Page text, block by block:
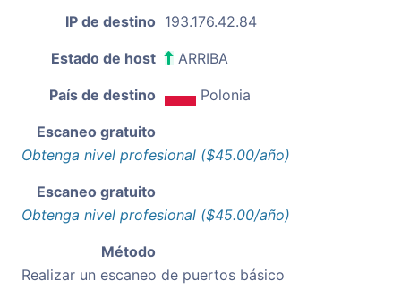
IP de destino 193.176.42.84
Estado de host ARRIBA
País de destino Polonia
Escaneo gratuito
Obtenga nivel profesional ($45.00/año)
Escaneo gratuito
Obtenga nivel profesional ($45.00/año)
Método
Realizar un escaneo de puertos básico